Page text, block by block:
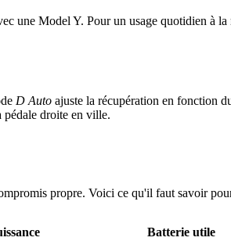
une Model Y. Pour un usage quotidien à
D Auto ajuste la récupération en fonction
pédale droite en ville.
propre. Voici ce qu'il faut savoir
Batterie utile